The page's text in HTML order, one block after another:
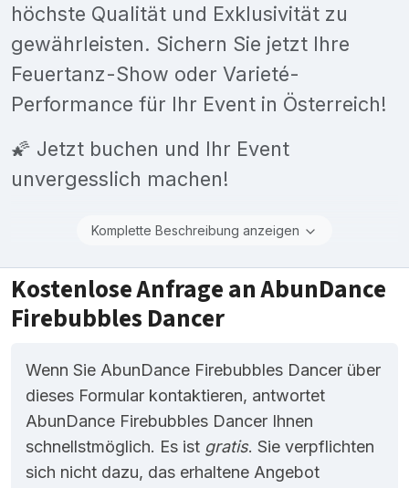
höchste Qualität und Exklusivität zu
gewährleisten. Sichern Sie jetzt Ihre
Feuertanz-Show oder Varieté-
Performance für Ihr Event in Österreich!
🌠 Jetzt buchen und Ihr Event
unvergesslich machen!
Komplette Beschreibung anzeigen
Kostenlose Anfrage an AbunDance
Firebubbles Dancer
Wenn Sie AbunDance Firebubbles Dancer über
dieses Formular kontaktieren, antwortet
AbunDance Firebubbles Dancer Ihnen
schnellstmöglich. Es ist gratis. Sie verpflichten
sich nicht dazu, das erhaltene Angebot